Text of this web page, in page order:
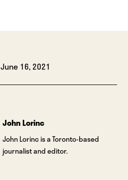
June 16, 2021
John Lorinc
John Lorinc is a Toronto-based
journalist and editor.